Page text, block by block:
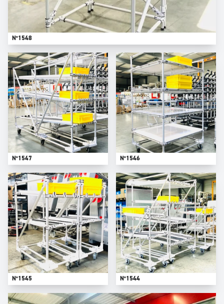
N°1548
N°1547 N°1546
N°1545 N°1544